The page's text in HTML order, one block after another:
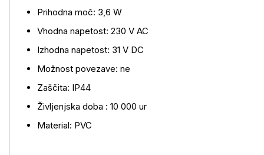
Prihodna moč: 3,6 W
Vhodna napetost: 230 V AC
Izhodna napetost: 31 V DC
Možnost povezave: ne
Zaščita: IP44
Življenjska doba : 10 000 ur
Material: PVC